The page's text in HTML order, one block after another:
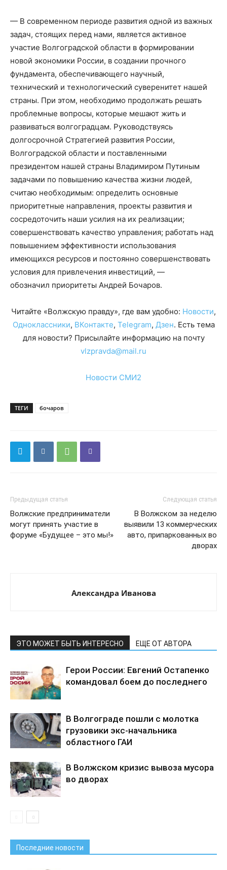
— В современном периоде развития одной из важных
задач, стоящих перед нами, является активное
участие Волгоградской области в формировании
новой экономики России, в создании прочного
фундамента, обеспечивающего научный,
технический и технологический суверенитет нашей
страны. При этом, необходимо продолжать решать
проблемные вопросы, которые мешают жить и
развиваться волгоградцам. Руководствуясь
долгосрочной Стратегией развития России,
Волгоградской области и поставленными
президентом нашей страны Владимиром Путиным
задачами по повышению качества жизни людей,
считаю необходимым: определить основные
приоритетные направления, проекты развития и
сосредоточить наши усилия на их реализации;
совершенствовать качество управления; работать над
повышением эффективности использования
имеющихся ресурсов и постоянно совершенствовать
условия для привлечения инвестиций, —
обозначил приоритеты Андрей Бочаров.
Читайте «Волжскую правду», где вам удобно: Новости,
Одноклассники, ВКонтакте, Telegram, Дзен. Есть тема
для новости? Присылайте информацию на почту
vlzpravda@mail.ru
Новости СМИ2
ТЕГИ бочаров
Предыдущая статья
Волжские предприниматели
могут принять участие в
форуме «Будущее – это мы!»
Следующая статья
В Волжском за неделю
выявили 13 коммерческих
авто, припаркованных во
дворах
Александра Иванова
ЭТО МОЖЕТ БЫТЬ ИНТЕРЕСНО ЕЩЕ ОТ АВТОРА
Герои России: Евгений Остапенко
командовал боем до последнего
В Волгограде пошли с молотка
грузовики экс-начальника
областного ГАИ
В Волжском кризис вывоза мусора
во дворах
Последние новости